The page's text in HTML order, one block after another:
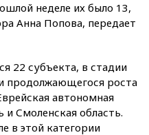
неделе их было 13,
Анна Попова, передает
22 субъекта, в стадии
продолжающегося роста
автономная
и Смоленская область.
в этой категории